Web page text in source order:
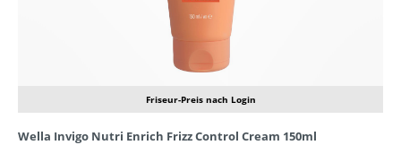
Friseur-Preis nach Login
Wella Invigo Nutri Enrich Frizz Control Cream 150ml